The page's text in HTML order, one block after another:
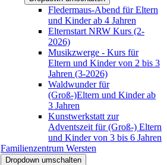
Fledermaus-Abend für Eltern
und Kinder ab 4 Jahren
Elternstart NRW Kurs (2-
2026)
Musikzwerge - Kurs für
Eltern und Kinder von 2 bis 3
Jahren (3-2026)
Waldwunder für
(Groß-)Eltern und Kinder ab
3 Jahren
Kunstwerkstatt zur
Adventszeit für (Groß-) Eltern
und Kinder von 3 bis 6 Jahren
Familienzentrum Wersten
Dropdown umschalten